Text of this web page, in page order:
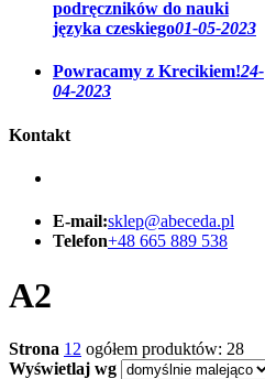
podręczników do nauki
języka czeskiego01-05-2023
Powracamy z Krecikiem!24-
04-2023
Kontakt
E-mail:sklep@abeceda.pl
Telefon+48 665 889 538
A2
Strona 1 2 ogółem produktów: 28
Wyświetlaj wg